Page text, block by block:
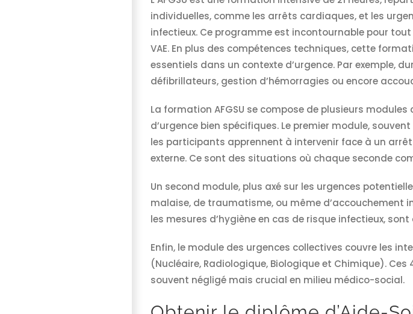
individuelles, comme les arrêts cardiaques, et les
infectieux. Ce programme est incontournable pour
VAE. En plus des compétences techniques, cette
essentiels dans un contexte d’urgence. Par
défibrillateurs, gestion d’hémorragies ou encore
La formation AFGSU se compose de plusieurs
d’urgence bien spécifiques. Le premier module,
les participants apprennent à intervenir face à un
externe. Ce sont des situations où chaque seconde
Un second module, plus axé sur les urgences
malaise, de traumatisme, ou même d’accouchement
les mesures d’hygiène en cas de risque infectieux,
Enfin, le module des urgences collectives couvre les
(Nucléaire, Radiologique, Biologique et Chimique).
souvent négligé mais crucial en milieu médico-social.